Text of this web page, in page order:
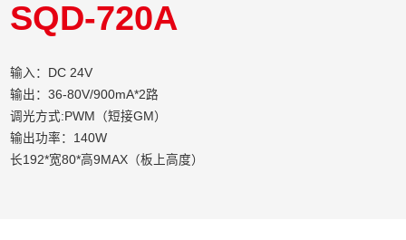
SQD-720A
输入：DC 24V
输出：36-80V/900mA*2路
调光方式:PWM（短接GM）
输出功率：140W
长192*宽80*高9MAX（板上高度）